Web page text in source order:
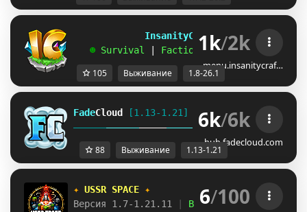
InsanityCraft || 1.8 - 26.1
☻ Survival Factions | Skyblock
1k/2k
menu.insanitycraf…
105 Выживание 1.8-26.1
FadeCloud [1.13-1.21] PRISON GENS
6k/6k
hub.fadecloud.com
88 Выживание 1.13-1.21
✦ USSR SPACE ✦
Версия 1.7-1.21.11
Выживание | Приваты
6/100